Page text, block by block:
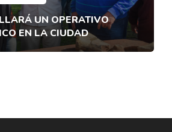
UN OPERATIVO
EN LA CIUDAD